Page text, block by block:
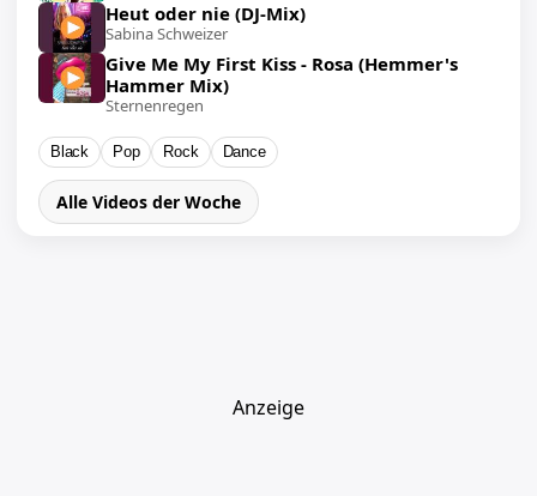
Heut oder nie (DJ-Mix)
Sabina Schweizer
Give Me My First Kiss - Rosa (Hemmer's
Hammer Mix)
Sternenregen
Black Pop Rock Dance
Alle Videos der Woche
Anzeige